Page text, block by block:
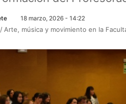
18 marzo, 2026 - 14:22
/ Arte, música y movimiento en la